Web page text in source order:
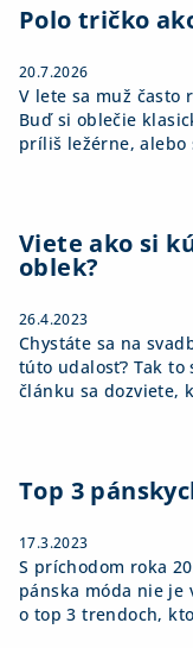
Polo tričko
20.7.2026
V lete sa muž často
Buď si oblečie
príliš ležérne, alebo
Viete ako si
oblek?
26.4.2023
Chystáte sa na
túto udalosť? Tak to
článku sa dozviete,
Top 3
17.3.2023
S príchodom roka
pánska móda nie je
o top 3 trendoch,